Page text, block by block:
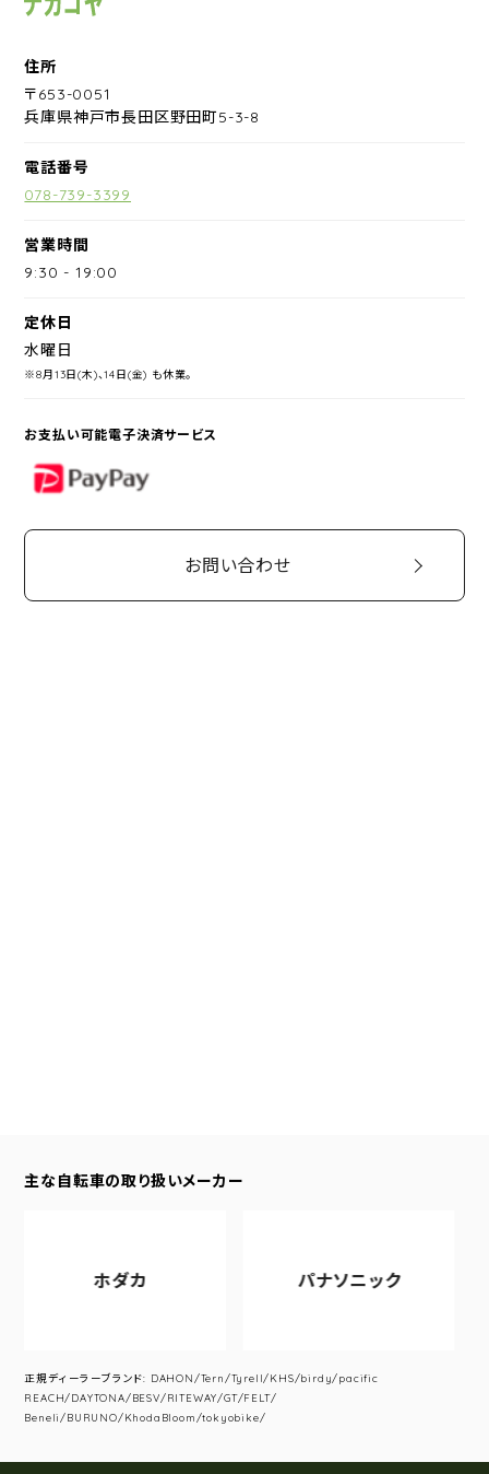
住所
〒653-0051
兵庫県神戸市長田区野田町5-3-8
電話番号
078-739-3399
営業時間
9:30 -19:00
定休日
水曜日
※8月13日(木)、14日(金) も休業。
お支払い可能電子決済サービス
PayPay
お問い合わせ
主な自転車の取り扱いメーカー
ホダカ パナソニック
正規ディーラーブランド: DAHON/Tern/Tyrell/KHS/birdy/pacific
REACH/DAYTONA/BESV/RITEWAY/GT/FELT/
Beneli/BURUNO/KhodaBloom/tokyobike/